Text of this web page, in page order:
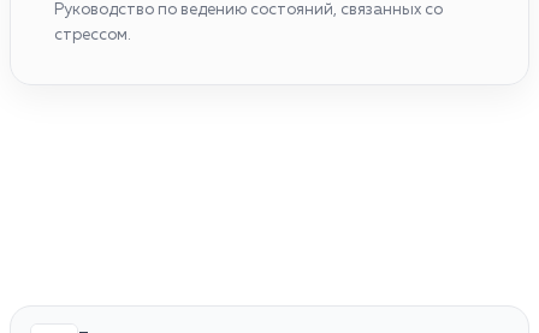
Руководство по ведению состояний, связанных со
стрессом.